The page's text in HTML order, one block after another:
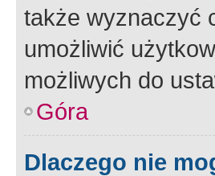
także wyznaczyć
umożliwić
możliwych do
Góra
Dlaczego nie